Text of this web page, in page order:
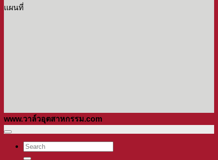
เเผนที่
www.วาล์วอุตสาหกรรม.com
ค้นหา: